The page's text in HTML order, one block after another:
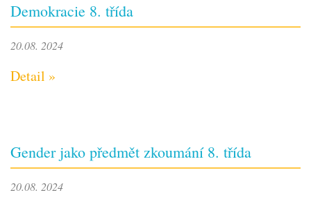
Demokracie 8. třída
20.08. 2024
Detail »
Gender jako předmět zkoumání 8. třída
20.08. 2024